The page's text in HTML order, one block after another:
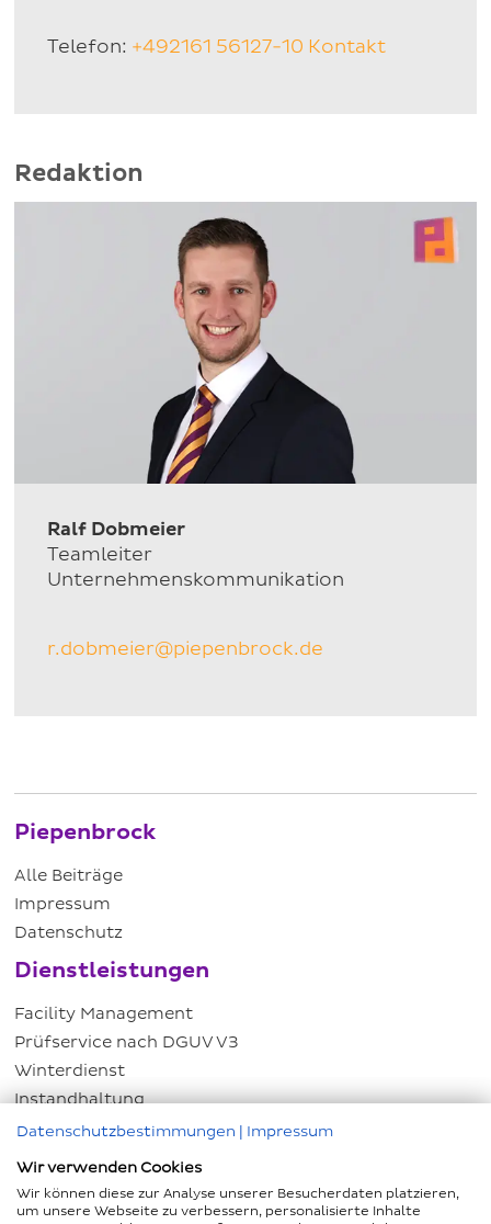
Telefon: +492161 56127-10 Kontakt
Redaktion
Ralf Dobmeier
Teamleiter
Unternehmenskommunikation
r.dobmeier@piepenbrock.de
Piepenbrock
Alle Beiträge
Impressum
Datenschutz
Dienstleistungen
Facility Management
Prüfservice nach DGUV V3
Winterdienst
Instandhaltung
Energiemanagement
Hausmeisterservice
Kundenservice
Datenschutzbestimmungen | Impressum
Wir verwenden Cookies
Wir können diese zur Analyse unserer Besucherdaten platzieren,
um unsere Webseite zu verbessern, personalisierte Inhalte